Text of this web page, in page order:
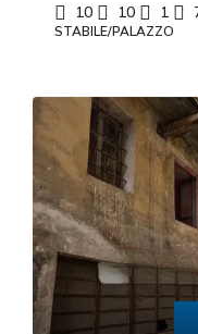
10 10 1
STABILE/PALAZZO